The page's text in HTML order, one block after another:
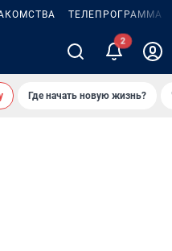
ТЕЛЕПРОГРАММА
Где начать новую жизнь?